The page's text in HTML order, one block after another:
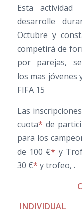
Esta
desarrolle
Octubre y
competirá de
por parejas,
los mas jóvenes
FIFA 15
Las
cuota* de
para los
de 100 €* y
30 €* y trofeo, .
INDIVIDUAL